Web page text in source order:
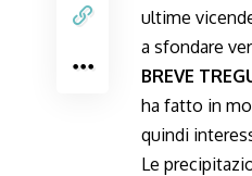
ultime
a sfondare
BREVE
ha fatto in
quindi
Le